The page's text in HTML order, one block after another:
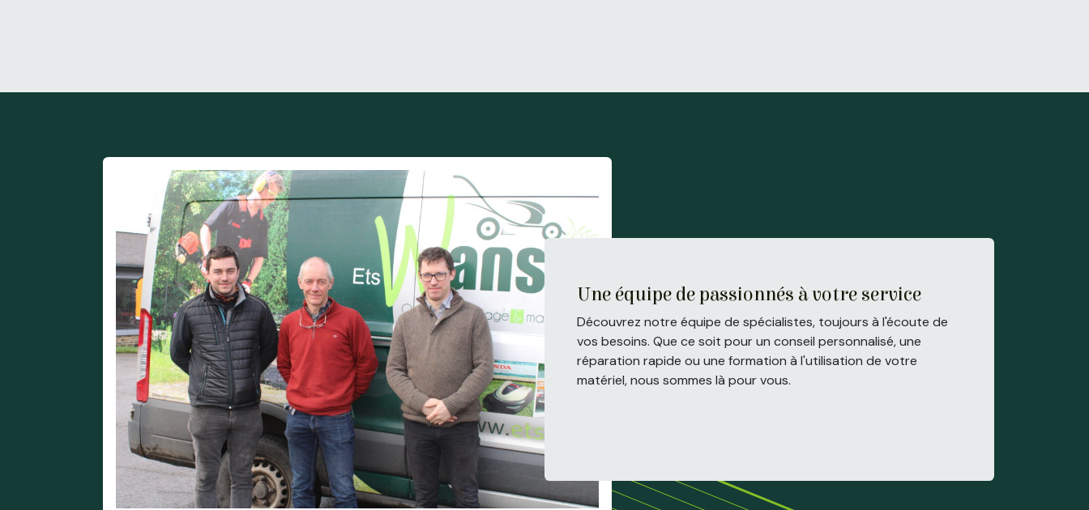
Une équipe de passionnés à votre service
Découvrez notre équipe de spécialistes, toujours à l'écoute de
vos besoins. Que ce soit pour un conseil personnalisé, une
réparation rapide ou une formation à l'utilisation de votre
matériel, nous sommes là pour vous.